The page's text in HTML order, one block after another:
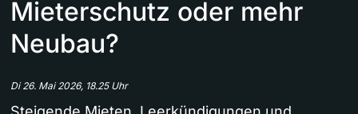
Mieterschutz oder mehr
Neubau?
Di 26. Mai 2026, 18.25 Uhr